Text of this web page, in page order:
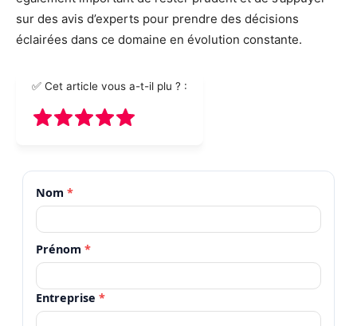
sur des avis d’experts pour prendre des décisions
éclairées dans ce domaine en évolution constante.
✅ Cet article vous a-t-il plu ? :
Nom *
Prénom *
Entreprise *